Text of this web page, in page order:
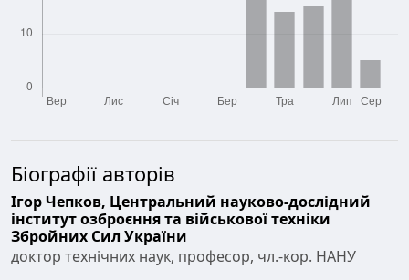
Біографії авторів
Ігор Чепков, Центральний науково-дослідний
інститут озброєння та військової техніки
Збройних Сил України
доктор технічних наук, професор, чл.-кор. НАНУ